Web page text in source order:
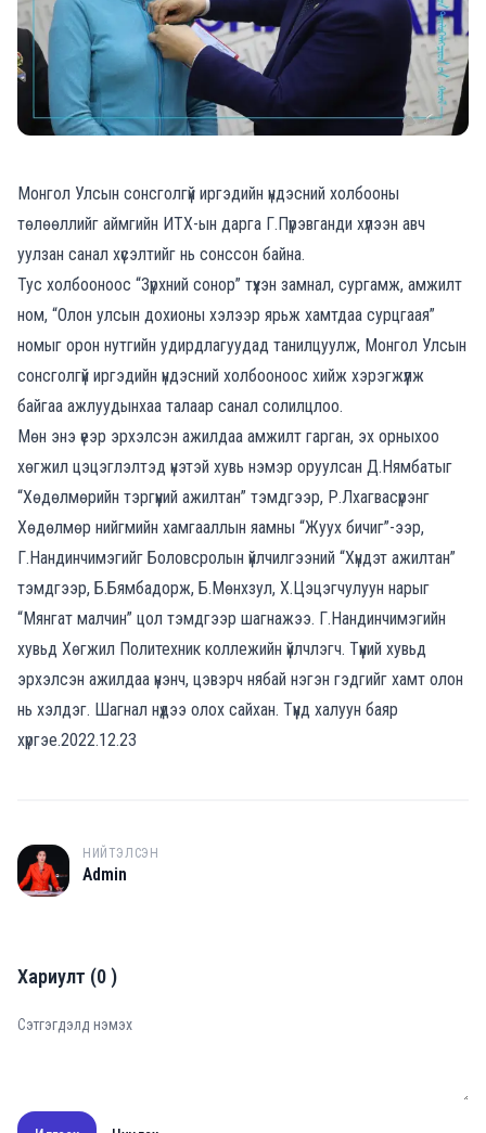
Монгол Улсын сонсголгүй иргэдийн үндэсний холбооны
төлөөллийг аймгийн ИТХ-ын дарга Г.Пүрэвганди хүлээн авч
уулзан санал хүсэлтийг нь сонссон байна.
Тус холбооноос “Зүрхний сонор” түүхэн замнал, сургамж, амжилт
ном, “Олон улсын дохионы хэлээр ярьж хамтдаа сурцгаая”
номыг орон нутгийн удирдлагуудад танилцуулж, Монгол Улсын
сонсголгүй иргэдийн үндэсний холбооноос хийж хэрэгжүүлж
байгаа ажлуудынхаа талаар санал солилцлоо.
Мөн энэ үеэр эрхэлсэн ажилдаа амжилт гарган, эх орныхоо
хөгжил цэцэглэлтэд үнэтэй хувь нэмэр оруулсан Д.Нямбатыг
“Хөдөлмөрийн тэргүүний ажилтан” тэмдгээр, Р.Лхагвасүрэнг
Хөдөлмөр нийгмийн хамгааллын яамны “Жуух бичиг”-ээр,
Г.Нандинчимэгийг Боловсролын үйлчилгээний “Хүндэт ажилтан”
тэмдгээр, Б.Бямбадорж, Б.Мөнхзул, Х.Цэцэгчулуун нарыг
“Мянгат малчин” цол тэмдгээр шагнажээ. Г.Нандинчимэгийн
хувьд Хөгжил Политехник коллежийн үйлчлэгч. Түүний хувьд
эрхэлсэн ажилдаа үнэнч, цэвэрч нябай нэгэн гэдгийг хамт олон
нь хэлдэг. Шагнал нүдээ олох сайхан. Түүнд халуун баяр
хүргэе.2022.12.23
A
НИЙТЭЛСЭН
Admin
Хариулт (0)